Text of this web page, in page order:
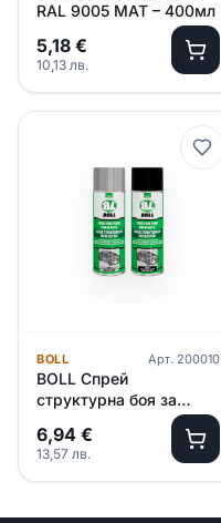
RAL 9005 MAT – 400мл
5,18 €
10,13 лв.
BOLL Арт. 200010
BOLL Спрей
структурна боя за
пластмаса /сив/ 400мл
6,94 €
13,57 лв.